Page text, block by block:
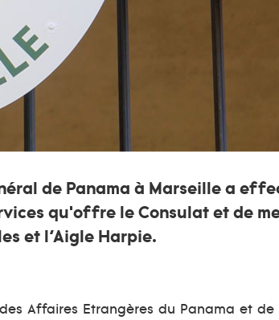
de Panama à Marseille a
qu'offre le Consulat et de
et l’Aigle Harpie.
Affaires Etrangères du Panama et de